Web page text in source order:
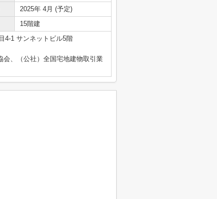
2025年 4月 (予定)
15階建
4-1 サンネットビル5階
会、（公社）全国宅地建物取引業